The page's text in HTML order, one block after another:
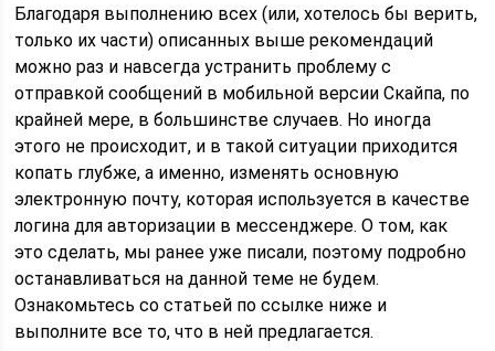
Благодаря выполнению всех (или, хотелось бы верить,
только их части) описанных выше рекомендаций
можно раз и навсегда устранить проблему с
отправкой сообщений в мобильной версии Скайпа, по
крайней мере, в большинстве случаев. Но иногда
этого не происходит, и в такой ситуации приходится
копать глубже, а именно, изменять основную
электронную почту, которая используется в качестве
логина для авторизации в мессенджере. О том, как
это сделать, мы ранее уже писали, поэтому подробно
останавливаться на данной теме не будем.
Ознакомьтесь со статьей по ссылке ниже и
выполните все то, что в ней предлагается.